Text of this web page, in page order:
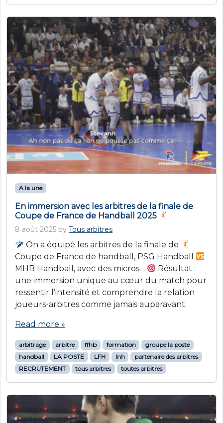
A la une
En immersion avec les arbitres de la finale de
Coupe de France de Handball 2025
8 août 2025 by Tous arbitres
On a équipé les arbitres de la finale de
Coupe de France de handball, PSG Handball
MHB Handball, avec des micros…
Résultat :
une immersion unique au cœur du match pour
ressentir l’intensité et comprendre la relation
joueurs-arbitres comme jamais auparavant.
Read more »
arbitrage arbitre ffhb formation
groupe la poste
handball
LA POSTE LFH lnh
partenaire des arbitres
RECRUTEMENT
tous arbitres toutes arbitres